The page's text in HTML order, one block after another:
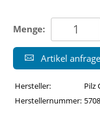
Menge:
Artikel
Hersteller:
Pilz
Herstellernummer: